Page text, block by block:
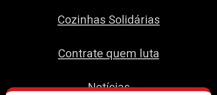
Cozinhas Solidárias
Contrate quem luta
Notícias